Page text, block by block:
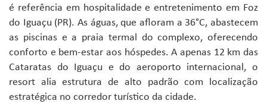
é referência em hospitalidade e entretenimento em Foz
do Iguaçu (PR). As águas, que afloram a 36°C, abastecem
as piscinas e a praia termal do complexo, oferecendo
conforto e bem-estar aos hóspedes. A apenas 12 km das
Cataratas do Iguaçu e do aeroporto internacional, o
resort alia estrutura de alto padrão com localização
estratégica no corredor turístico da cidade.